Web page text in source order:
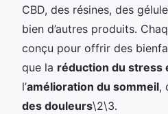
CBD, des résines, des
bien d’autres produits.
conçu pour offrir des
que la réduction du stress
l’amélioration du sommeil,
des douleurs\2\3.